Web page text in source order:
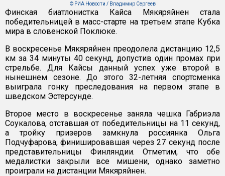
© РИА Новости / Владимир Сергеев
Финская биатлонистка Кайса Мякяряйнен стала
победительницей в масс-старте на третьем этапе Кубка
мира в словенской Поклюке.
В воскресенье Мякяряйнен преодолела дистанцию 12,5
км за 34 минуты 40 секунд, допустив один промах при
стрельбе. Для Кайсы данный успех уже второй в
нынешнем сезоне. До этого 32-летняя спортсменка
выиграла гонку преследования на первом этапе в
шведском Эстерсунде.
Второе место в воскресенье заняла чешка Габриэла
Соукалова, отставшая от победительницы на 11 секунд,
а тройку призеров замкнула россиянка Ольга
Подчуфарова, финишировавшая через 27 секунд после
представительницы Финляндии. Отметим, что обе
медалистки закрыли все мишени, однако заметно
проиграли на дистанции Мякяряйнен.